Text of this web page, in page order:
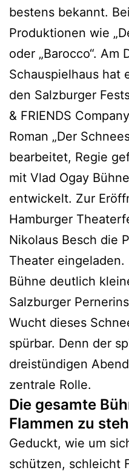
bestens bekannt.
Produktionen wie
oder „Barocco“. Am
Schauspielhaus hat
den Salzburger
& FRIENDS
Roman „Der
bearbeitet, Regie
mit Vlad Ogay
entwickelt. Zur
Hamburger
Nikolaus Besch die
Theater
Bühne deutlich
Salzburger
Wucht dieses
spürbar. Denn der
dreistündigen
zentrale Rolle.
Die gesamte
Flammen zu
Geduckt, wie um
schützen, schleicht